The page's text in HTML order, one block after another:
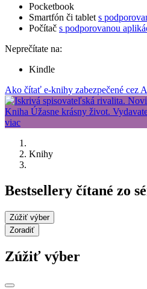
Pocketbook
Smartfón či tablet s
Počítač s podporovanou
Neprečítate na:
Kindle
Ako čítať e-knihy zabezpečené cez
Knihy
Bestsellery čítané zo
Zúžiť výber
Zoradiť
Zúžiť výber